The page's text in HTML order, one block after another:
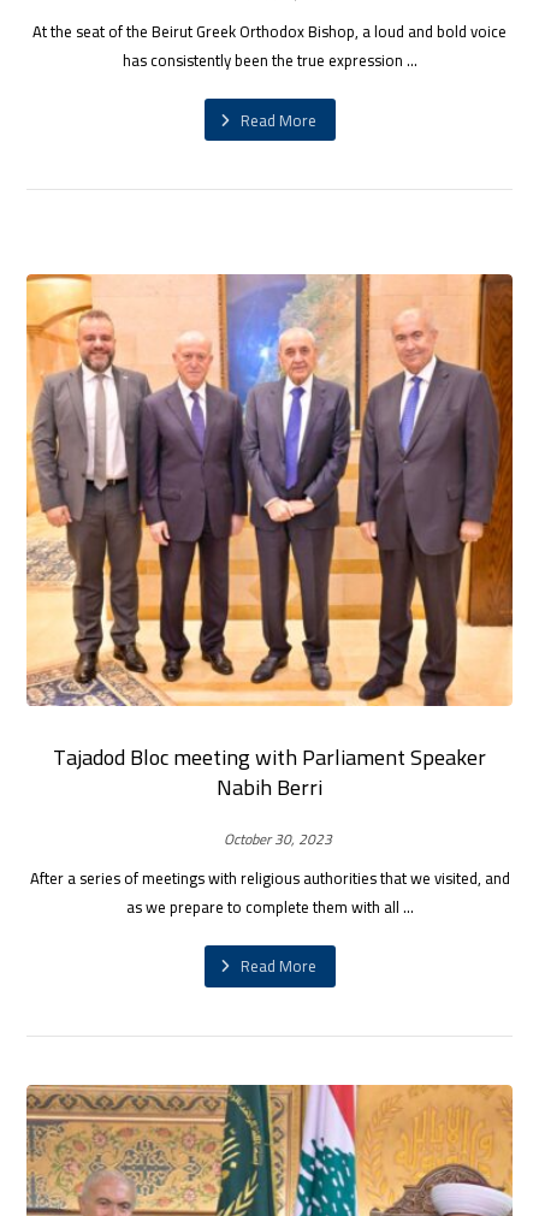
At the seat of the Beirut Greek Orthodox Bishop, a loud and bold voice
has consistently been the true expression ...
Read More
Tajadod Bloc meeting with Parliament Speaker
Nabih Berri
October 30, 2023
After a series of meetings with religious authorities that we visited, and
as we prepare to complete them with all ...
Read More